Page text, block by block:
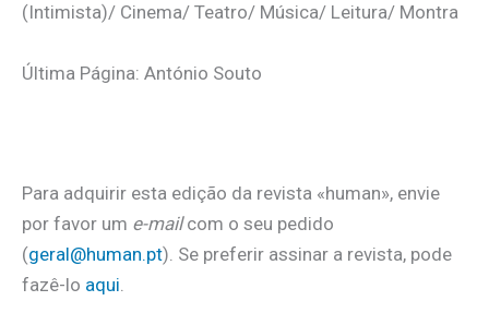
(Intimista)/ Cinema/ Teatro/ Música/ Leitura/ Montra
Última Página: António Souto
Para adquirir esta edição da revista «human», envie
por favor um e-mailcom o seu pedido
(geral@human.pt). Se preferir assinar a revista, pode
fazê-lo aqui